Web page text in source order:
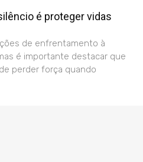
é proteger vidas
de enfrentamento à
é importante destacar que
perder força quando